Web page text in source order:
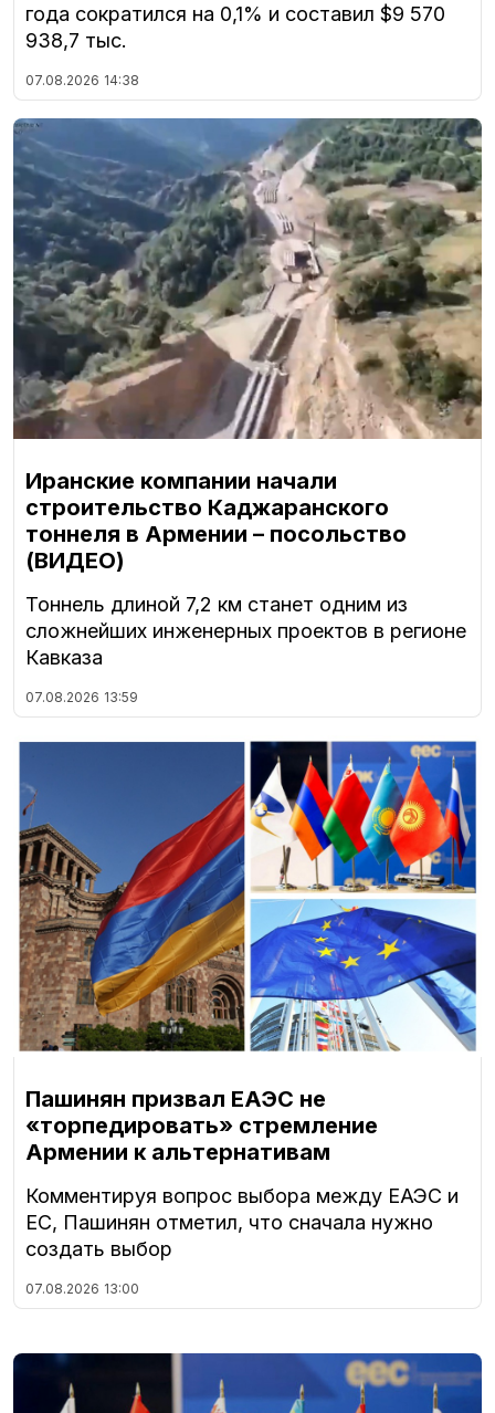
года сократился на 0,1% и составил $9 570
938,7 тыс.
07.08.2026 14:38
Иранские компании начали
строительство Каджаранского
тоннеля в Армении – посольство
(ВИДЕО)
Тоннель длиной 7,2 км станет одним из
сложнейших инженерных проектов в регионе
Кавказа
07.08.2026 13:59
Пашинян призвал ЕАЭС не
«торпедировать» стремление
Армении к альтернативам
Комментируя вопрос выбора между ЕАЭС и
ЕС, Пашинян отметил, что сначала нужно
создать выбор
07.08.2026 13:00